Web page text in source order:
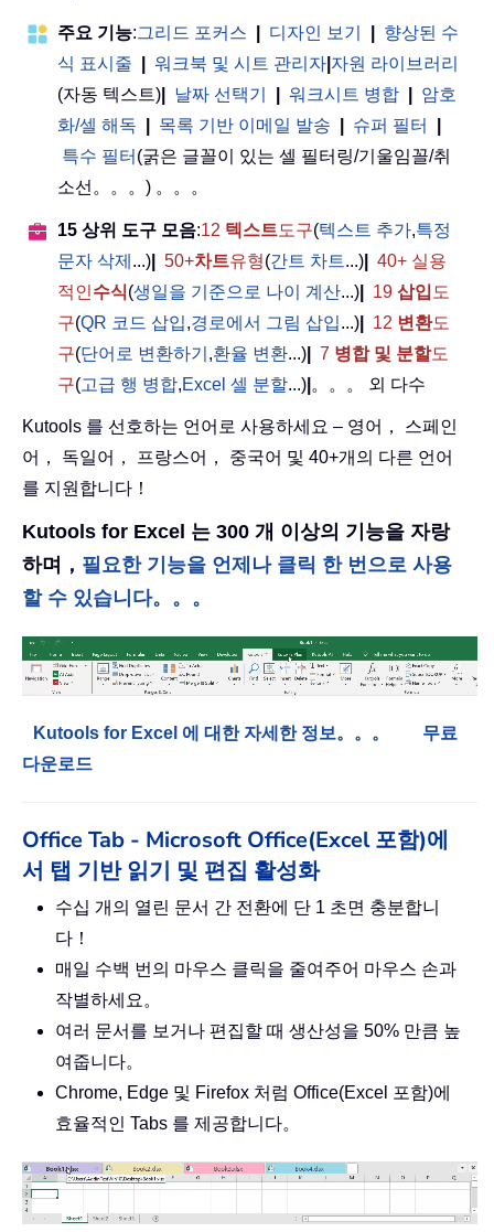
주요 기능:그리드 포커스 디자인 보기
향상된 수
식 표시줄
워크북 및 시트 관리자 자원 라이브러리
(자동 텍스트)
날짜 선택기 워크시트 병합
암호
화/셀 해독
목록 기반 이메일 발송 슈퍼 필터
특수 필터 (굵은 글꼴이 있는 셀 필터링/기울임꼴/취
소선。。。) 。。。
15 상위 도구 모음:12 텍스트도구(텍스트 추가,특정
문자 삭제 ...) 50+차트유형(간트 차트...)
40+ 실용
적인수식(생일을 기준으로 나이 계산...) 19 삽입 도
구(QR 코드 삽입,경로에서 그림 삽입...) 12 변환도
구(단어로 변환하기 ,환율 변환...) 7 병합 및 분할도
구(고급 행 병합,Excel 셀 분할...) 。。。 외 다수
Kutools 를 선호하는 언어로 사용하세요 – 영어， 스페인
어， 독일어， 프랑스어， 중국어 및 40+개의 다른 언어
를 지원합니다！
Kutools for Excel 는 300 개 이상의 기능을 자랑
하며， 필요한 기능을 언제나 클릭 한 번으로 사용
할 수 있습니다。。。
Kutools for Excel 에 대한 자세한 정보。。。
무료
다운로드
Office Tab - Microsoft Office(Excel 포함)에
서 탭 기반 읽기 및 편집 활성화
수십 개의 열린 문서 간 전환에 단 1 초면 충분합니
다！
매일 수백 번의 마우스 클릭을 줄여주어 마우스 손과
작별하세요。
여러 문서를 보거나 편집할 때 생산성을 50% 만큼 높
여줍니다。
Chrome, Edge 및 Firefox 처럼 Office(Excel 포함)에
효율적인 Tabs 를 제공합니다。